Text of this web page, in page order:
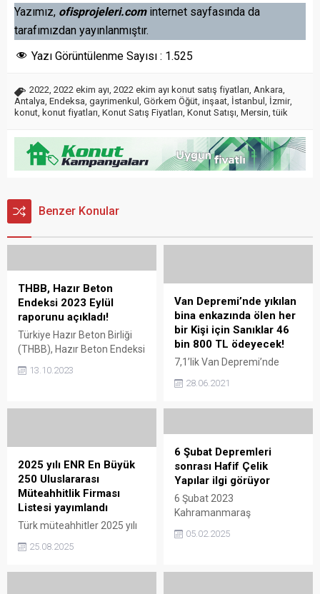
Yazımız, ofisprojeleri.cominternet sayfasında da
tarafımızdan yayınlanmıştır.
Yazı Görüntülenme Sayısı : 1.525
2022 2022 ekim ayı 2022 ekim ayı konut satış fiyatları Ankara
Antalya Endeksa gayrimenkul Görkem Öğüt inşaat İstanbul İzmir,
konut konut fiyatları Konut Satış Fiyatları Konut Satışı Mersin ,tüik
Benzer Konular
THBB, Hazır Beton
Endeksi 2023 Eylül
raporunu açıkladı!
Türkiye Hazır Beton Birliği
(THBB), Hazır Beton Endeksi
2023 Eylül raporunu
yayınladı. Buna göre İnşaat
gösteriyor. THBB, Hazır
Hazır Beton Birliği (THBB)
her ay açıkladığı Hazır Beton
Endeksi ile Türkiye’de inşaat
sektörü ve bağlantılı imalat
ve hizmet sektörlerindeki...
13.10.2023
Van Depremi’nde yıkılan
bina enkazında ölen her
bir Kişi için Sanıklar 46
bin 800 TL ödeyecek!
7,1’lik Van Depremi’nde
yıkılan bina enkazında 10
kişinin can verdiği Işık
Karara göre Sanıklara her bir
ölen kişi için 46 bin 800’er
lira adli para cezası verildi.
Van Depremi’nde yıkılan
çıktı. 23 Ekim 2011 yılında
meydana gelen 7,1’lik...
28.06.2021
2025 yılı ENR En Büyük
250 Uluslararası
Müteahhitlik Firması
Listesi yayımlandı
Türk müteahhitler 2025 yılı
ENR En Büyük 250
Uluslararası Müteahhitlik
25.08.2025
6 Şubat Depremleri
sonrası Hafif Çelik
Yapılar ilgi görüyor
6 Şubat 2023
Kahramanmaraş
Depremleri sonrası bölgede
Hafif Çelik Yapılar ve Ahşap
Betonarme Yapılara kıyasla
05.02.2025